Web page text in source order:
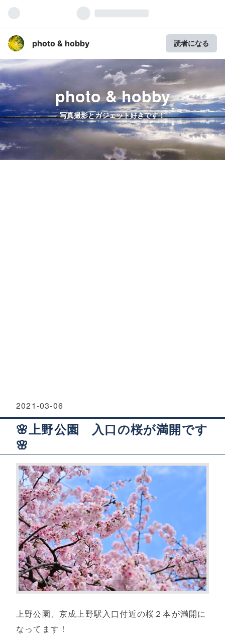
photo & hobby 読者になる
photo & hobby
写真撮影とガジェット好きです！
2021-03-06
🌸上野公園 入口の桜が満開です
🌸
上野公園、 京成上野駅入口付近の桜２本が満開に
なってます！